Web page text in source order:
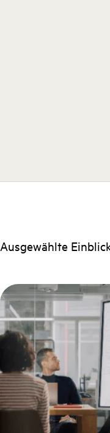
Ausgewählte